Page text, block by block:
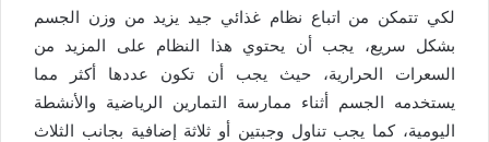
لكي تتمكن من اتباع نظام غذائي جيد يزيد من وزن الجسم
بشكل سريع، يجب أن يحتوي هذا النظام على المزيد من
السعرات الحرارية، حيث يجب أن تكون عددها أكثر مما
يستخدمه الجسم أثناء ممارسة التمارين الرياضية والأنشطة
اليومية، كما يجب تناول وجبتين أو ثلاثة إضافية بجانب الثلاث